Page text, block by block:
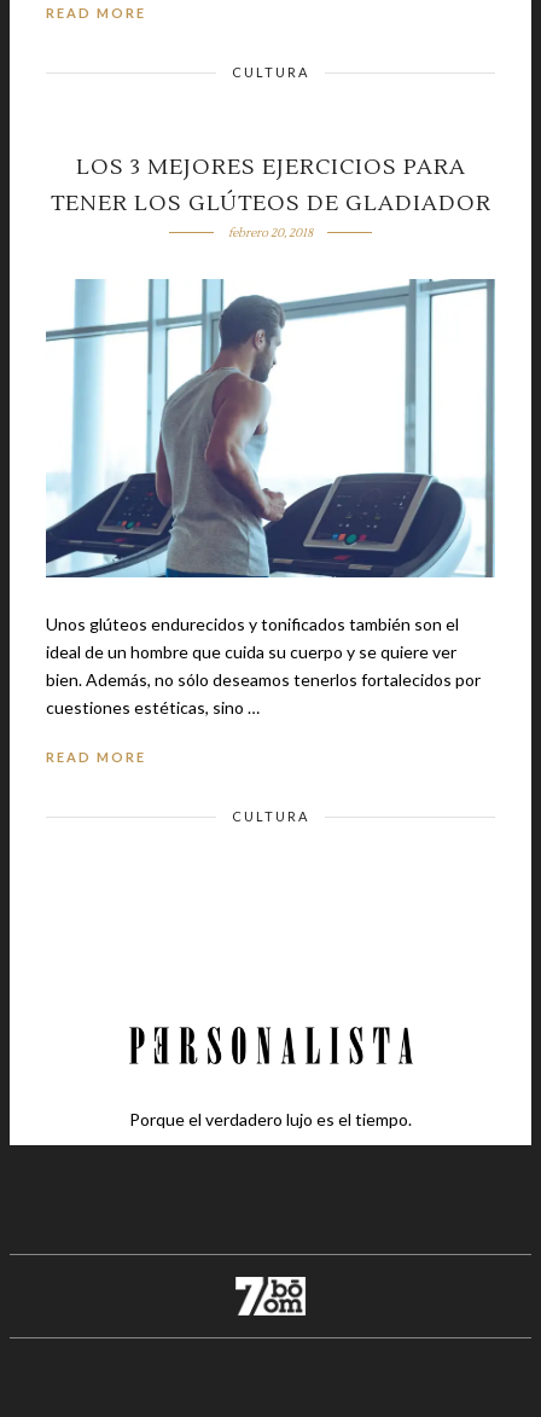
READ MORE
CULTURA
LOS 3 MEJORES EJERCICIOS PARA
TENER LOS GLÚTEOS DE GLADIADOR
febrero 20, 2018
Unos glúteos endurecidos y tonificados también son el
ideal de un hombre que cuida su cuerpo y se quiere ver
bien. Además, no sólo deseamos tenerlos fortalecidos por
cuestiones estéticas, sino …
READ MORE
CULTURA
Porque el verdadero lujo es el tiempo.